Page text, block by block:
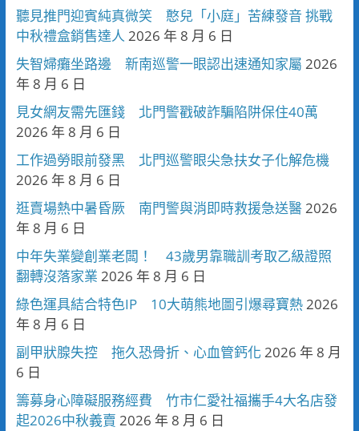
聽見推門迎賓純真微笑 憨兒「小庭」苦練發音 挑戰
中秋禮盒銷售達人 2026 年 8 月 6 日
失智婦癱坐路邊 新南巡警一眼認出速通知家屬 2026
年 8 月 6 日
見女網友需先匯錢 北門警戳破詐騙陷阱保住40萬
2026 年 8 月 6 日
工作過勞眼前發黑 北門巡警眼尖急扶女子化解危機
2026 年 8 月 6 日
逛賣場熱中暑昏厥 南門警與消即時救援急送醫 2026
年 8 月 6 日
中年失業變創業老闆！ 43歲男靠職訓考取乙級證照
翻轉沒落家業 2026 年 8 月 6 日
綠色運具結合特色IP 10大萌熊地圖引爆尋寶熱 2026
年 8 月 6 日
副甲狀腺失控 拖久恐骨折、心血管鈣化 2026 年 8 月
6 日
籌募身心障礙服務經費 竹市仁愛社福攜手4大名店發
起2026中秋義賣 2026 年 8 月 6 日